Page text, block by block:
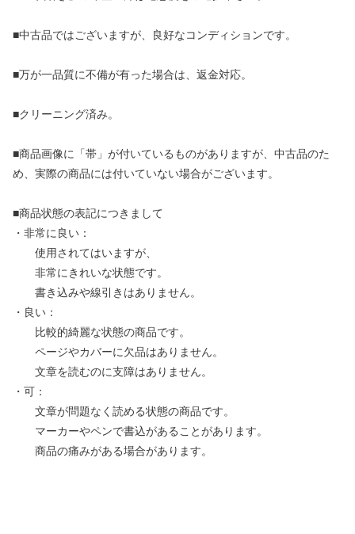
■中古品ではございますが、良好なコンディションです。
■万が一品質に不備が有った場合は、返金対応。
■クリーニング済み。
■商品画像に「帯」が付いているものがありますが、中古品のた
め、実際の商品には付いていない場合がございます。
■商品状態の表記につきまして
・非常に良い：
使用されてはいますが、
非常にきれいな状態です。
書き込みや線引きはありません。
・良い：
比較的綺麗な状態の商品です。
ページやカバーに欠品はありません。
文章を読むのに支障はありません。
・可：
文章が問題なく読める状態の商品です。
マーカーやペンで書込があることがあります。
商品の痛みがある場合があります。